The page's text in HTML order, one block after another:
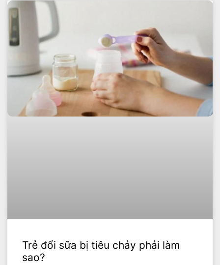
Trẻ đổi sữa bị tiêu chảy phải làm
sao?